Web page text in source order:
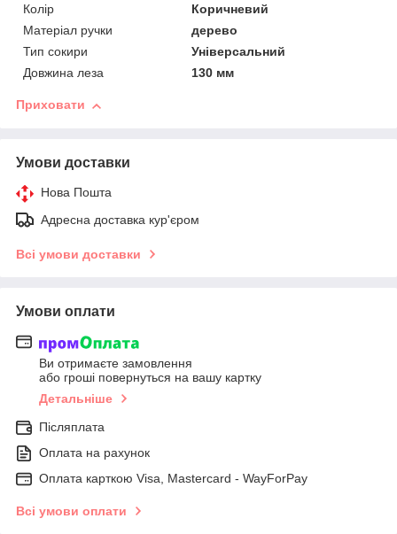
Колір
Коричневий
Матеріал ручки
дерево
Тип сокири
Універсальний
Довжина леза
130 мм
Приховати
Умови доставки
Нова Пошта
Адресна доставка кур'єром
Всі умови доставки
Умови оплати
Ви отримаєте замовлення
або гроші повернуться на вашу картку
Детальніше
Післяплата
Оплата на рахунок
Оплата карткою Visa, Mastercard - WayForPay
Всі умови оплати